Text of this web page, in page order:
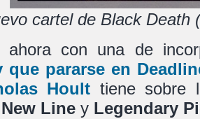
cartel de Black Death (
ahora con una de
que pararse en
Hoult tiene sobre
New Liney Legendary